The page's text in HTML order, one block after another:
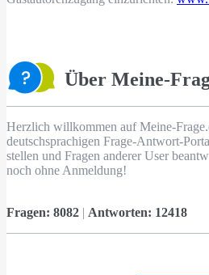
Über Meine-
Herzlich willkommen auf Meine-
deutschsprachigen Frage-Antwort-
stellen und Fragen anderer User
noch ohne Anmeldung!
Fragen: 8082 | Antworten: 12418